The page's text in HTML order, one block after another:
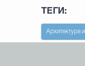
ТЕГИ:
Архитектура